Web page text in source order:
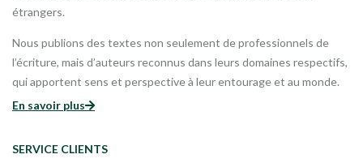
étrangers.
Nous publions des textes non seulement de professionnels de
l’écriture, mais d’auteurs reconnus dans leurs domaines respectifs,
qui apportent sens et perspective à leur entourage et au monde.
En savoir plus
SERVICE CLIENTS